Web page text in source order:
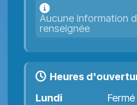
Aucune information
renseignée
Heures
Lundi
Fermé